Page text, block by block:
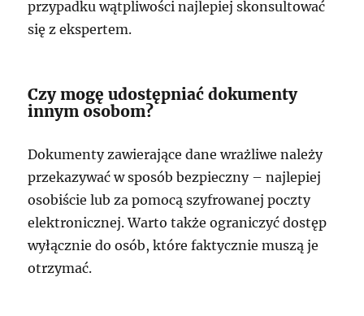
przypadku wątpliwości najlepiej skonsultować
się z ekspertem.
Czy mogę udostępniać dokumenty
innym osobom?
Dokumenty zawierające dane wrażliwe należy
przekazywać w sposób bezpieczny – najlepiej
osobiście lub za pomocą szyfrowanej poczty
elektronicznej. Warto także ograniczyć dostęp
wyłącznie do osób, które faktycznie muszą je
otrzymać.